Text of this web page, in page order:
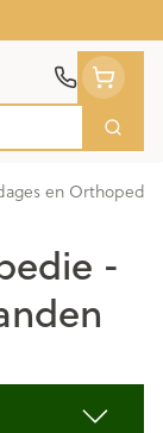
Zoek
en
-